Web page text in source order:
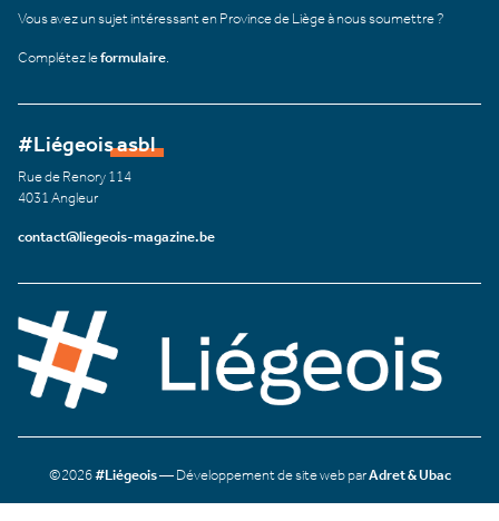
Vous avez un sujet intéressant en Province de Liège à nous soumettre ?
Complétez leformulaire
#Liégeois asbl
Rue de Renory 114
4031 Angleur
contact@liegeois-magazine.be
©2026#Liégeois— Développement de site web parAdret & Ubac